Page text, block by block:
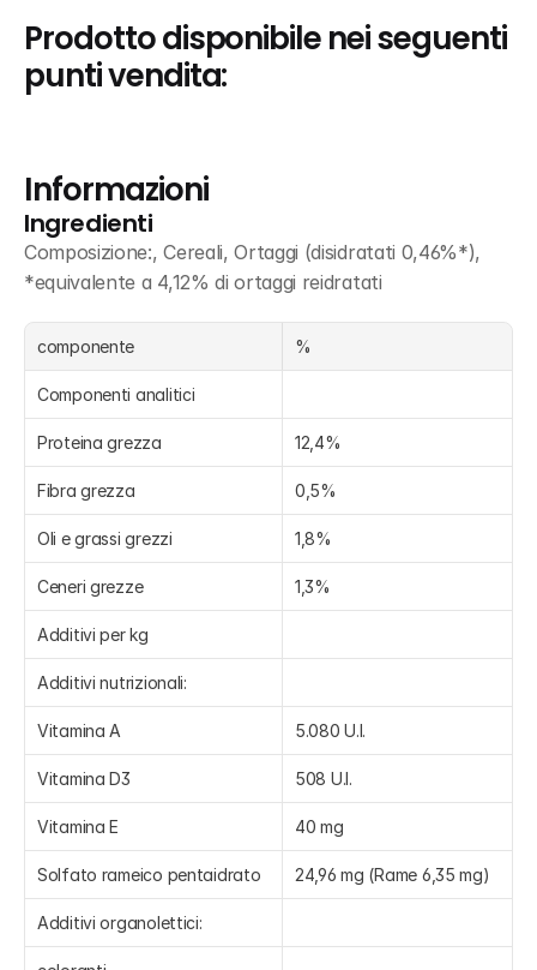
Prodotto disponibile nei seguenti
punti vendita:
Informazioni
Ingredienti
Composizione:, Cereali, Ortaggi (disidratati 0,46%*),
*equivalente a 4,12% di ortaggi reidratati
componente %
Componenti analitici
Proteina grezza 12,4%
Fibra grezza 0,5%
Oli e grassi grezzi 1,8%
Ceneri grezze 1,3%
Additivi per kg
Additivi nutrizionali:
Vitamina A 5.080 U.I.
Vitamina D3 508 U.I.
Vitamina E 40 mg
Solfato rameico pentaidrato 24,96 mg (Rame 6,35 mg)
Additivi organolettici: